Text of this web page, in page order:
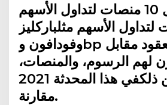
مقارنة أفضل 10 منصات لتداول الأسهم
لتداول الأسهم مثلباركليز
وفودافون وbp كما العقود مقابل
لهم الرسوم، والمنصات،
وأكثر من ذلكفي هذا المحدثة 2021
مقارنة.